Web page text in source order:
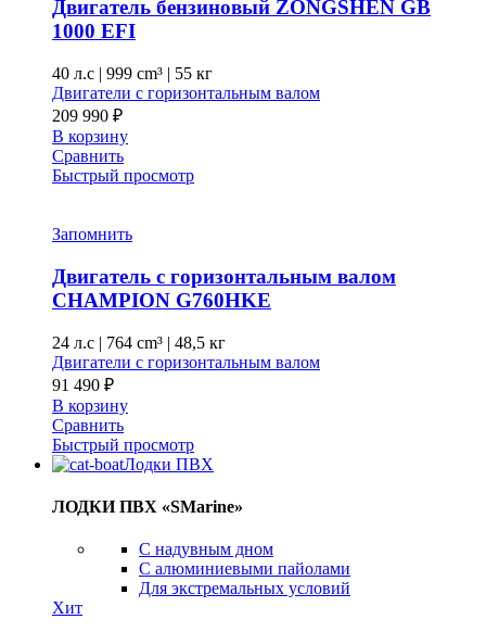
Двигатель бензиновый ZONGSHEN GB
1000 EFI
40 л.с | 999 cm³ | 55 кг
Двигатели с горизонтальным валом
209 990 ₽
В корзину
Сравнить
Быстрый просмотр
Запомнить
Двигатель с горизонтальным валом
CHAMPION G760HKE
24 л.с | 764 cm³ | 48,5 кг
Двигатели с горизонтальным валом
91 490 ₽
В корзину
Сравнить
Быстрый просмотр
Лодки ПВХ
ЛОДКИ ПВХ «SMarine»
C надувным дном
C алюминиевыми пайолами
Для экстремальных условий
Хит